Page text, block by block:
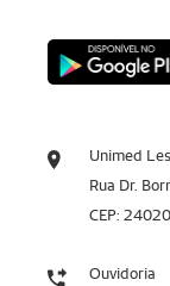
Unimed
Rua Dr.
CEP:
Ouvidoria